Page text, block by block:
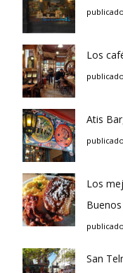
Los
Atis
Los
San